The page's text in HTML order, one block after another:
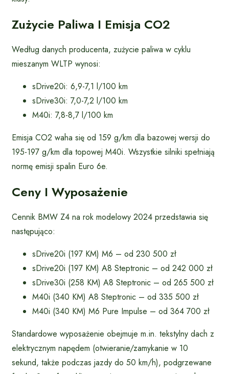
Zużycie Paliwa I Emisja CO2
Według danych producenta, zużycie paliwa w cyklu
mieszanym WLTP wynosi:
sDrive20i: 6,9-7,1 l/100 km
sDrive30i: 7,0-7,2 l/100 km
M40i: 7,8-8,7 l/100 km
Emisja CO2 waha się od 159 g/km dla bazowej wersji do
195-197 g/km dla topowej M40i. Wszystkie silniki spełniają
normę emisji spalin Euro 6e.
Ceny I Wyposażenie
Cennik BMW Z4 na rok modelowy 2024 przedstawia się
następująco:
sDrive20i (197 KM) M6 – od 230 500 zł
sDrive20i (197 KM) A8 Steptronic – od 242 000 zł
sDrive30i (258 KM) A8 Steptronic – od 265 500 zł
M40i (340 KM) A8 Steptronic – od 335 500 zł
M40i (340 KM) M6 Pure Impulse – od 364 700 zł
Standardowe wyposażenie obejmuje m.in. tekstylny dach z
elektrycznym napędem (otwieranie/zamykanie w 10
sekund, także podczas jazdy do 50 km/h), podgrzewane